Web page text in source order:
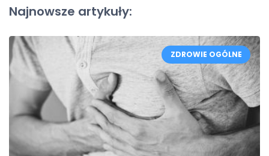
Najnowsze artykuły:
ZDROWIE OGÓLNE